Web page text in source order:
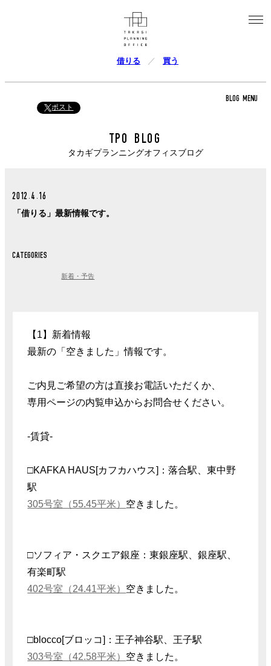
借りる 買う
ポスト
BLOG MENU
TPO BLOG
タカギプランニングオフィスブログ
2012.4.16
「借りる」最新情報です。
CATEGORIES
新着・予告
【1】新着情報
最新の「空きました」情報です。
ご内見ご希望の方は直接お電話いただくか、
専用ページの内覧申込からお問合せください。
-賃貸-
□KAFKA HAUS[カフカハウス]：落合駅、東中野
駅
305号室（55.45平米） 空きました。
□ソフィア・スクエア銀座：東銀座駅、銀座駅、
有楽町駅
402号室（24.41平米） 空きました。
□blocco[ブロッコ]：王子神谷駅、王子駅
303号室（42.58平米） 空きました。